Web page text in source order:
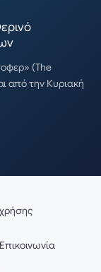
(The
από την Κυριακή
Επικοινωνία